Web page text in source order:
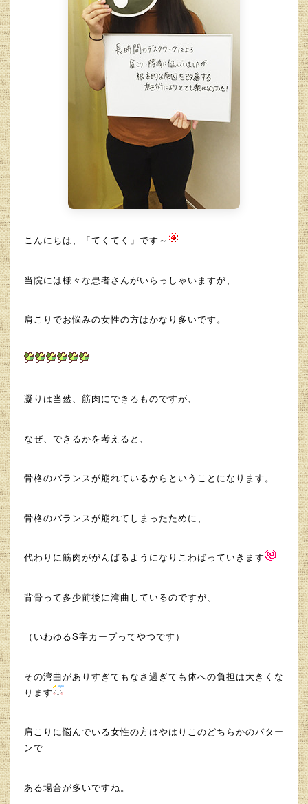
こんにちは、「てくてく」です～
当院には様々な患者さんがいらっしゃいますが、
肩こりでお悩みの女性の方はかなり多いです。
凝りは当然、筋肉にできるものですが、
なぜ、できるかを考えると、
骨格のバランスが崩れているからということになります。
骨格のバランスが崩れてしまったために、
代わりに筋肉ががんばるようになりこわばっていきます
背骨って多少前後に湾曲しているのですが、
（いわゆるS字カーブってやつです）
その湾曲がありすぎてもなさ過ぎても体への負担は大きくな
ります
肩こりに悩んでいる女性の方はやはりこのどちらかのパター
ンで
ある場合が多いですね。